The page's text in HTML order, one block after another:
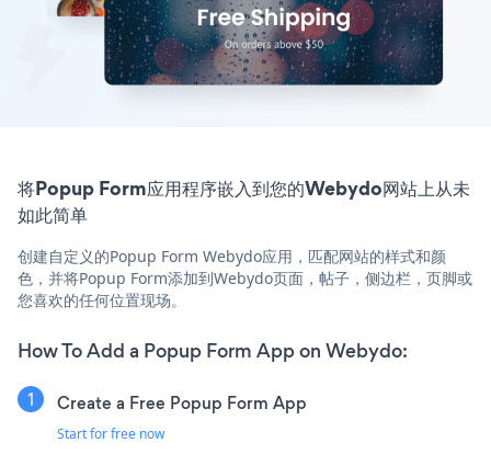
将Popup Form应用程序嵌入到您的Webydo网站上从未
如此简单
创建自定义的Popup Form Webydo应用，匹配网站的样式和颜
色，并将Popup Form添加到Webydo页面，帖子，侧边栏，页脚或
您喜欢的任何位置现场。
How To Add a Popup Form App on Webydo:
Create a Free Popup Form App
Start for free now